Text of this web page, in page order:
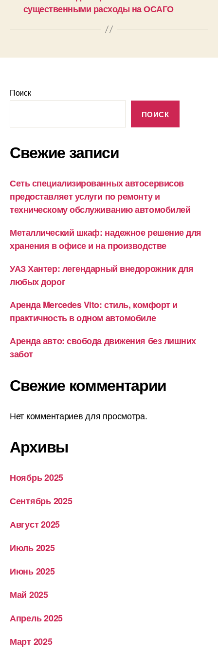
существенными расходы на ОСАГО
Поиск
ПОИСК
Свежие записи
Сеть специализированных автосервисов
предоставляет услуги по ремонту и
техническому обслуживанию автомобилей
Металлический шкаф: надежное решение для
хранения в офисе и на производстве
УАЗ Хантер: легендарный внедорожник для
любых дорог
Аренда Mercedes Vito: стиль, комфорт и
практичность в одном автомобиле
Аренда авто: свобода движения без лишних
забот
Свежие комментарии
Нет комментариев для просмотра.
Архивы
Ноябрь 2025
Сентябрь 2025
Август 2025
Июль 2025
Июнь 2025
Май 2025
Апрель 2025
Март 2025